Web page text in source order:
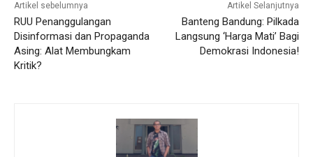
Artikel sebelumnya
RUU Penanggulangan
Disinformasi dan Propaganda
Asing: Alat Membungkam
Kritik?
Artikel Selanjutnya
Banteng Bandung: Pilkada
Langsung ‘Harga Mati’ Bagi
Demokrasi Indonesia!